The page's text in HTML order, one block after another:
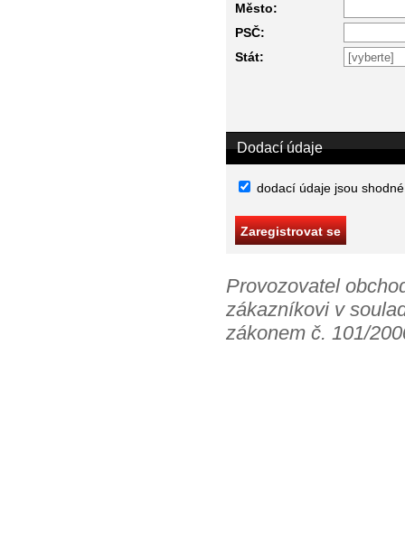
Město:
PSČ:
Stát:
Dodací údaje
dodací údaje jsou
Provozovatel
zákazníkovi v
zákonem č. 101/